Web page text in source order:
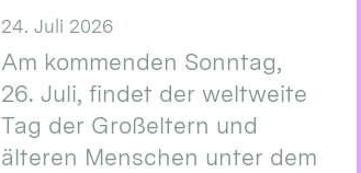
24. Juli 2026
Am kommenden Sonntag,
26. Juli, findet der weltweite
Tag der Großeltern und
älteren Menschen unter dem